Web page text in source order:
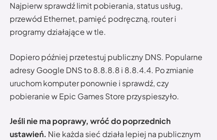
Najpierw sprawdź limit pobierania, status usług,
przewód Ethernet, pamięć podręczną, router i
programy działające w tle.
Dopiero później przetestuj publiczny DNS. Popularne
adresy Google DNS to 8.8.8.8 i 8.8.4.4. Po zmianie
uruchom komputer ponownie i sprawdź, czy
pobieranie w Epic Games Store przyspieszyło.
Jeśli nie ma poprawy, wróć do poprzednich
ustawień. Nie każda sieć działa lepiej na publicznym